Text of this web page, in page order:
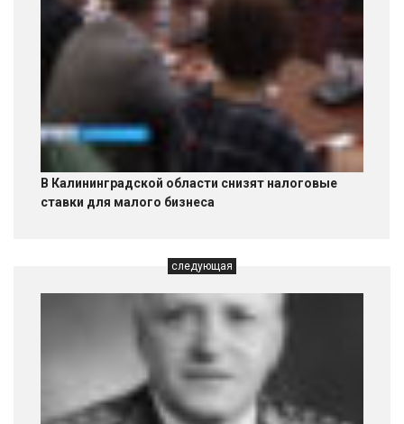
В Калининградской области снизят налоговые
ставки для малого бизнеса
следующая